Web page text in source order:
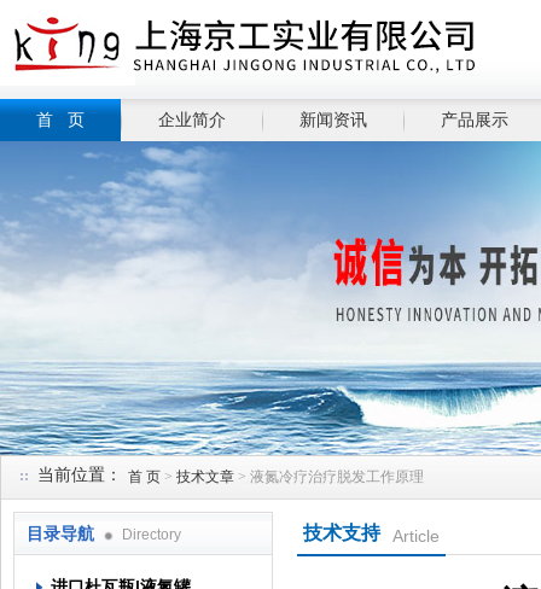
首 页 企业简介 新闻资讯 产品展示
当前位置： 首 页 > 技术文章 > 液氮冷疗治疗脱发工作原理
目录导航 Directory 技术支持 Article